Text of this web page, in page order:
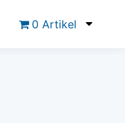
0 Artikel